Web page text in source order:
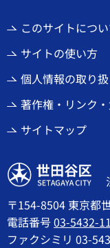
このサイトにつ
サイトの使い方
個人情報の取り
著作権・リンク
サイトマップ
世田谷区
〒154-8504 東京都
電話番号03-5432-
ファクシミリ 03-